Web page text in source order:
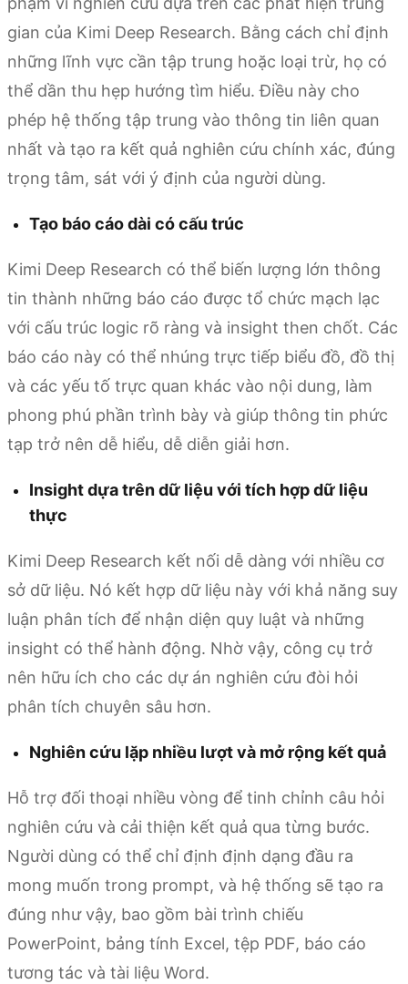
gian của Kimi Deep Research. Bằng cách chỉ định
những lĩnh vực cần tập trung hoặc loại trừ, họ có
thể dần thu hẹp hướng tìm hiểu. Điều này cho
phép hệ thống tập trung vào thông tin liên quan
nhất và tạo ra kết quả nghiên cứu chính xác, đúng
trọng tâm, sát với ý định của người dùng.
Tạo báo cáo dài có cấu trúc
Kimi Deep Research có thể biến lượng lớn thông
tin thành những báo cáo được tổ chức mạch lạc
với cấu trúc logic rõ ràng và insight then chốt. Các
báo cáo này có thể nhúng trực tiếp biểu đồ, đồ thị
và các yếu tố trực quan khác vào nội dung, làm
phong phú phần trình bày và giúp thông tin phức
tạp trở nên dễ hiểu, dễ diễn giải hơn.
Insight dựa trên dữ liệu với tích hợp dữ liệu
thực
Kimi Deep Research kết nối dễ dàng với nhiều cơ
sở dữ liệu. Nó kết hợp dữ liệu này với khả năng suy
luận phân tích để nhận diện quy luật và những
insight có thể hành động. Nhờ vậy, công cụ trở
nên hữu ích cho các dự án nghiên cứu đòi hỏi
phân tích chuyên sâu hơn.
Nghiên cứu lặp nhiều lượt và mở rộng kết quả
Hỗ trợ đối thoại nhiều vòng để tinh chỉnh câu hỏi
nghiên cứu và cải thiện kết quả qua từng bước.
Người dùng có thể chỉ định định dạng đầu ra
mong muốn trong prompt, và hệ thống sẽ tạo ra
đúng như vậy, bao gồm bài trình chiếu
PowerPoint, bảng tính Excel, tệp PDF, báo cáo
tương tác và tài liệu Word.